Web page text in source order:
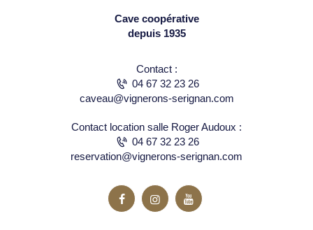
Cave coopérative
depuis 1935
Contact :
04 67 32 23 26
caveau@vignerons-serignan.com
Contact location salle Roger Audoux :
04 67 32 23 26
reservation@vignerons-serignan.com